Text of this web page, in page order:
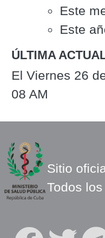
Este
Este
ÚLTIMA
El Viernes 26
08 AM
Sitio
Todos